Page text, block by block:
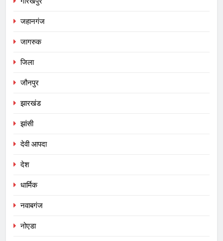
जहानगंज
जागरुक
जिला
जौनपुर
झारखंड
झांसी
देवी आपदा
देश
धार्मिक
नवाबगंज
नोएडा